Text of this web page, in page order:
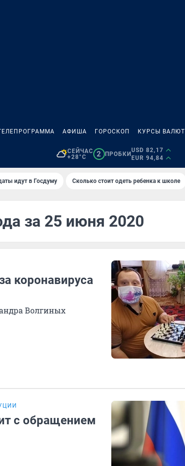
АФИША ГОРОСКОП КУРСЫ ВАЛЮТ
СЕЙЧАС
+28°C
2 ПРОБКИ
USD 82,17
EUR 94,84
идут в Госдуму Сколько стоит одеть ребенка к школе
за 25 июня 2020
коронавируса
Волгиных
с обращением